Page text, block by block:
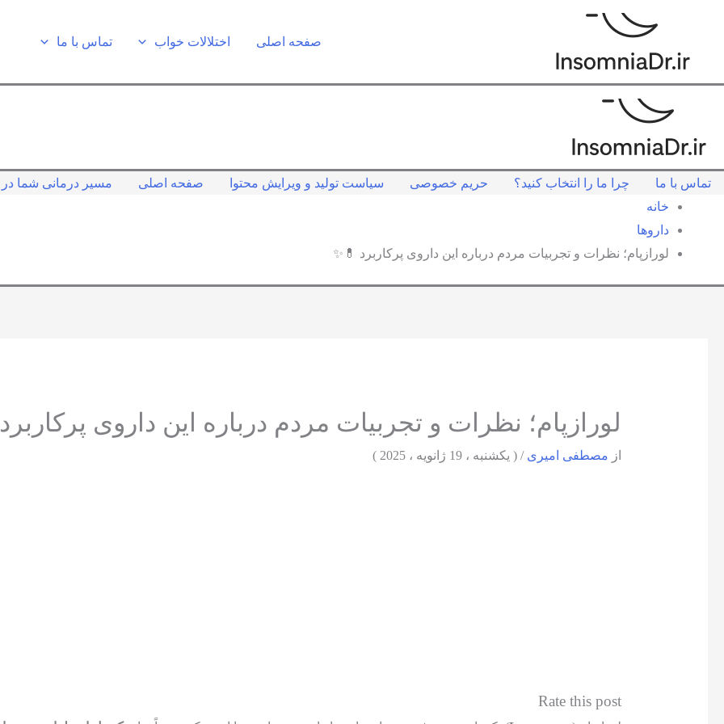
صفحه اصلی اختلالات خواب تماس با ما
تماس با ما چرا ما را انتخاب کنید؟ حریم خصوصی سیاست تولید و ویرایش محتوا صفحه اصلی
مسیر درمانی شما در
خانه
داروها
لورازپام؛ نظرات و تجربیات مردم درباره این داروی پرکاربرد 💊✨
لورازپام؛ نظرات و تجربیات مردم درباره این داروی
از مصطفی امیری/ ( یکشنبه ، 19 ژانویه ، 2025 )
Rate this post